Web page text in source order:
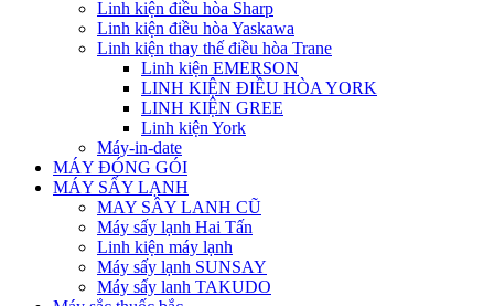
Linh kiện điều hòa Sharp
Linh kiện điều hòa Yaskawa
Linh kiện thay thế điều hòa Trane
Linh kiện EMERSON
LINH KIỆN ĐIỀU HÒA YORK
LINH KIỆN GREE
Linh kiện York
Máy-in-date
MÁY ĐÓNG GÓI
MÁY SẤY LẠNH
MAY SÂY LANH CŨ
Máy sấy lạnh Hai Tấn
Linh kiện máy lạnh
Máy sấy lạnh SUNSAY
Máy sấy lanh TAKUDO